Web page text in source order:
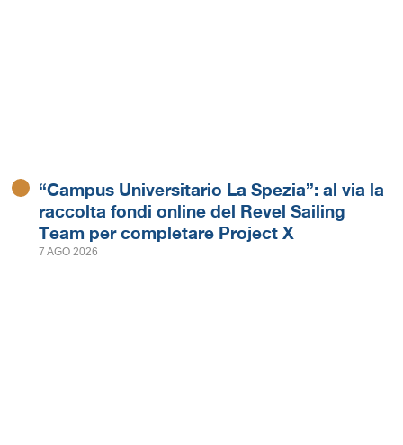
“Campus Universitario La Spezia”: al via la
raccolta fondi online del Revel Sailing
Team per completare Project X
7 AGO 2026